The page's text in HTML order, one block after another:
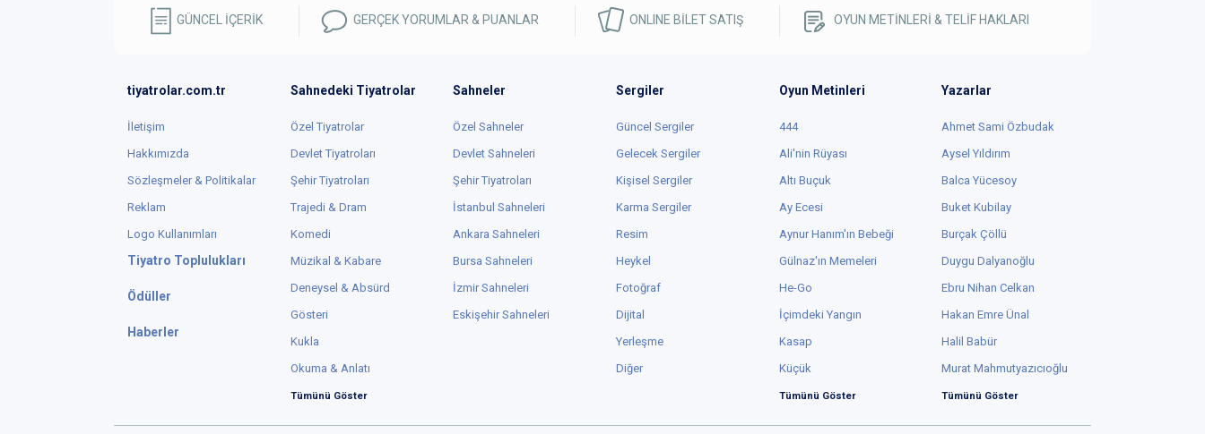
GÜNCEL İÇERİK GERÇEK YORUMLAR & PUANLAR ONLINE BİLET SATIŞ OYUN METİNLERİ & TELİF HAKLARI
tiyatrolar.com.tr
İletişim
Hakkımızda
Sözleşmeler & Politikalar
Reklam
Logo Kullanımları
Tiyatro Toplulukları
Ödüller
Haberler
Sahnedeki Tiyatrolar
Özel Tiyatrolar
Devlet Tiyatroları
Şehir Tiyatroları
Trajedi & Dram
Komedi
Müzikal & Kabare
Deneysel & Absürd
Gösteri
Kukla
Okuma & Anlatı
Tümünü Göster
Sahneler
Özel Sahneler
Devlet Sahneleri
Şehir Tiyatroları
İstanbul Sahneleri
Ankara Sahneleri
Bursa Sahneleri
İzmir Sahneleri
Eskişehir Sahneleri
Sergiler
Güncel Sergiler
Gelecek Sergiler
Kişisel Sergiler
Karma Sergiler
Resim
Heykel
Fotoğraf
Dijital
Yerleşme
Diğer
Oyun Metinleri
444
Ali'nin Rüyası
Altı Buçuk
Ay Ecesi
Aynur Hanım'ın Bebeği
Gülnaz'ın Memeleri
He-Go
İçimdeki Yangın
Kasap
Küçük
Tümünü Göster
Yazarlar
Ahmet Sami Özbudak
Aysel Yıldırım
Balca Yücesoy
Buket Kubilay
Burçak Çöllü
Duygu Dalyanoğlu
Ebru Nihan Celkan
Hakan Emre Ünal
Halil Babür
Murat Mahmutyazıcıoğlu
Tümünü Göster